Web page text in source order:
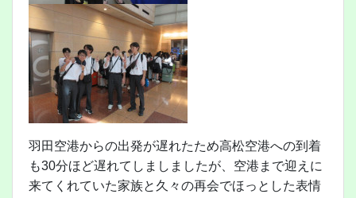
羽田空港からの出発が遅れたため高松空港への到着
も30分ほど遅れてしましましたが、空港まで迎えに
来てくれていた家族と久々の再会でほっとした表情